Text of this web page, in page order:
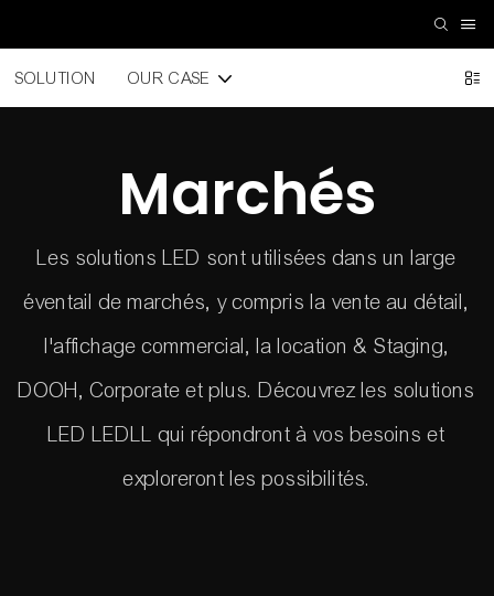
SOLUTION OUR CASE
Marchés
Les solutions LED sont utilisées dans un large
éventail de marchés, y compris la vente au détail,
l'affichage commercial, la location & Staging,
DOOH, Corporate et plus. Découvrez les solutions
LED LEDLL qui répondront à vos besoins et
exploreront les possibilités.